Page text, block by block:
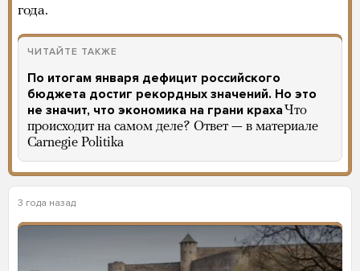
года.
ЧИТАЙТЕ ТАКЖЕ
По итогам января дефицит российского
бюджета достиг рекордных значений. Но это
не значит, что экономика на грани крахаЧто
происходит на самом деле? Ответ — в материале
Carnegie Politika
3 года назад